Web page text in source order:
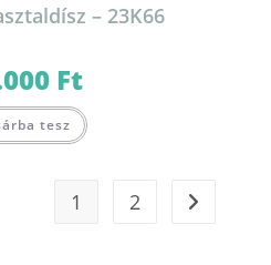
– 23K66
Ft
tesz
1 2